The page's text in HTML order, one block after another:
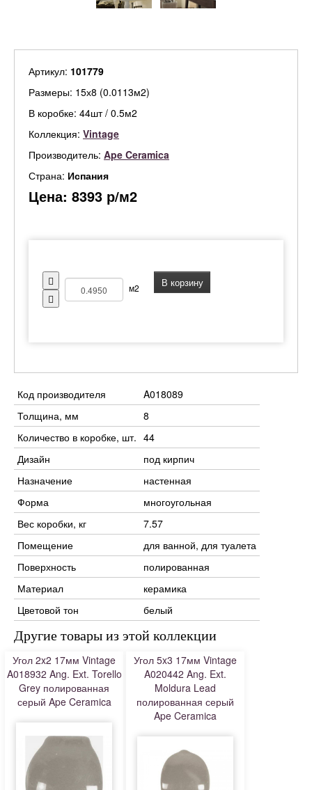
Артикул: 101779
Размеры: 15х8 (0.0113м2)
В коробке: 44шт / 0.5м2
Коллекция: Vintage
Производитель: Ape Ceramica
Страна: Испания
Цена: 8393 р/м2
м2 В корзину
Код производителя
A018089
Толщина, мм
8
Количество в коробке, шт. 44
Дизайн
под кирпич
Назначение
настенная
Форма
многоугольная
Вес коробки, кг
7.57
Помещение
для ванной, для туалета
Поверхность
полированная
Материал
керамика
Цветовой тон
белый
Другие товары из этой коллекции
Угол 2x2 17мм Vintage
A018932 Ang. Ext. Torello
Grey полированная
серый Ape Ceramica
Угол 5x3 17мм Vintage
A020442 Ang. Ext.
Moldura Lead
полированная серый
Ape Ceramica